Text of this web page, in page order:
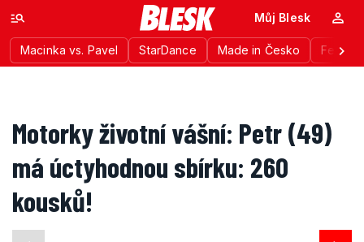
Macinka vs. Pavel StarDance Made in Česko
Můj Blesk
Motorky životní vášní: Petr (49)
má úctyhodnou sbírku: 260
kousků!